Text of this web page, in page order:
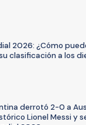
2026: ¿Cómo
clasificación a los
derrotó 2-0 a
Lionel Messi y